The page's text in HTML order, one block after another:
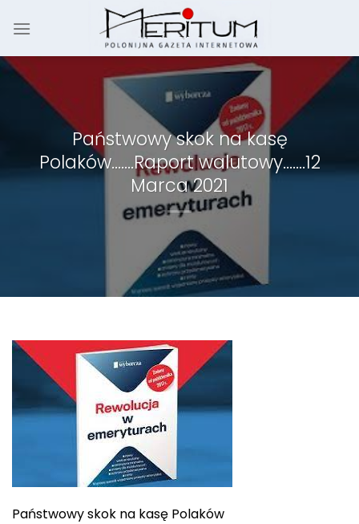
Państwowy skok na kasę
Polaków…….Raport walutowy…….12
Marca 2021
Państwowy skok na kasę Polaków